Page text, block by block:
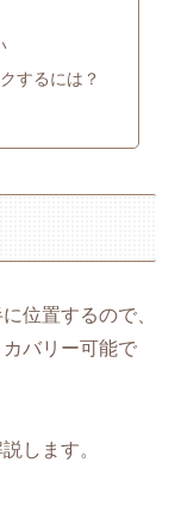
するには？
位置するので、
バリー可能で
します。